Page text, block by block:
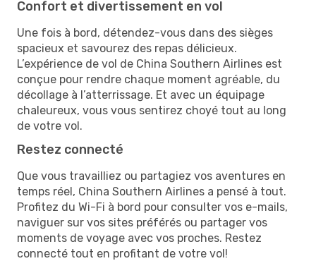
Confort et divertissement en vol
Une fois à bord, détendez-vous dans des sièges
spacieux et savourez des repas délicieux.
L’expérience de vol de China Southern Airlines est
conçue pour rendre chaque moment agréable, du
décollage à l’atterrissage. Et avec un équipage
chaleureux, vous vous sentirez choyé tout au long
de votre vol.
Restez connecté
Que vous travailliez ou partagiez vos aventures en
temps réel, China Southern Airlines a pensé à tout.
Profitez du Wi-Fi à bord pour consulter vos e-mails,
naviguer sur vos sites préférés ou partager vos
moments de voyage avec vos proches. Restez
connecté tout en profitant de votre vol!